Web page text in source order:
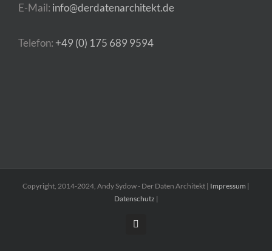
E-Mail: info@derdatenarchitekt.de
Telefon: +49 (0) 175 689 9594
Copyright, 2014-2024, Andy Sydow - Der Daten Architekt | Impressum |
Datenschutz |
Tiktok